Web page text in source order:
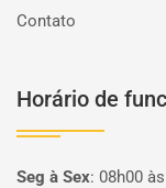
Contato
Horário de
Seg à Sex: 08h00